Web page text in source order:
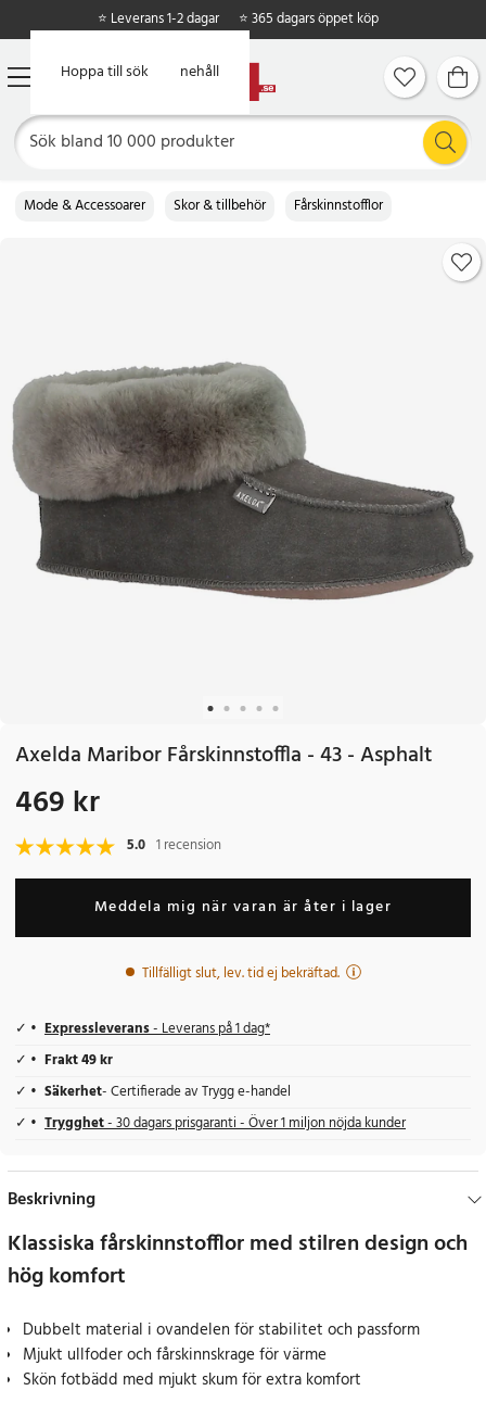
Hoppa till huvudinnehåll
Hoppa till sök
⭐ Leverans 1-2 dagar ⭐ 365 dagars öppet köp
Mode & Accessoarer Skor & tillbehör Fårskinnstofflor
Axelda Maribor Fårskinnstoffla - 43 - Asphalt
Pris:469 kr
469 kr
5.0 1 recension
Meddela mig när varan är åter i lager
Tillfälligt slut, lev. tid ej bekräftad.
Expressleverans- Leverans på 1 dag*
Frakt 49 kr
Säkerhet- Certifierade av Trygg e-handel
Trygghet- 30 dagars prisgaranti - Över 1 miljon nöjda kunder
Beskrivning
Klassiska fårskinnstofflor med stilren design och
hög komfort
Dubbelt material i ovandelen för stabilitet och passform
Mjukt ullfoder och fårskinnskrage för värme
Skön fotbädd med mjukt skum för extra komfort